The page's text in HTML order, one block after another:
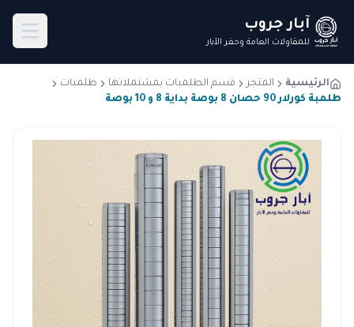
آبار جروب
للمقاولات العامة وحفر الآبار
الرئيسية المتجر قسم الطلمبات بمشتملاتها
طلمبات
طلمبة كورلار 90 حصان 8 بوصة بداية 8 و 10 بوصة